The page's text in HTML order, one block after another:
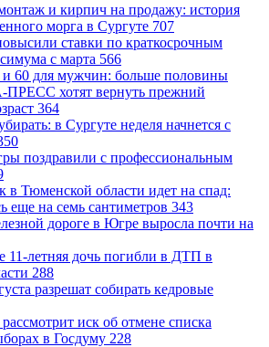
и кирпич на продажу: история
морга в Сургуте 707
ставки по краткосрочным
с марта 566
60 для мужчин: больше половины
ПРЕСС хотят вернуть прежний
364
в Сургуте неделя начнется с
поздравили с профессиональным
в Тюменской области идет на спад:
еще на семь сантиметров 343
дороге в Югре выросла почти на
11-летняя дочь погибли в ДТП в
288
разрешат собирать кедровые
иск об отмене списка
в Госдуму 228